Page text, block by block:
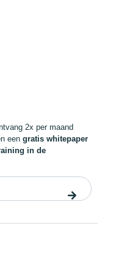
2x per maand
een gratis whitepaper
in de